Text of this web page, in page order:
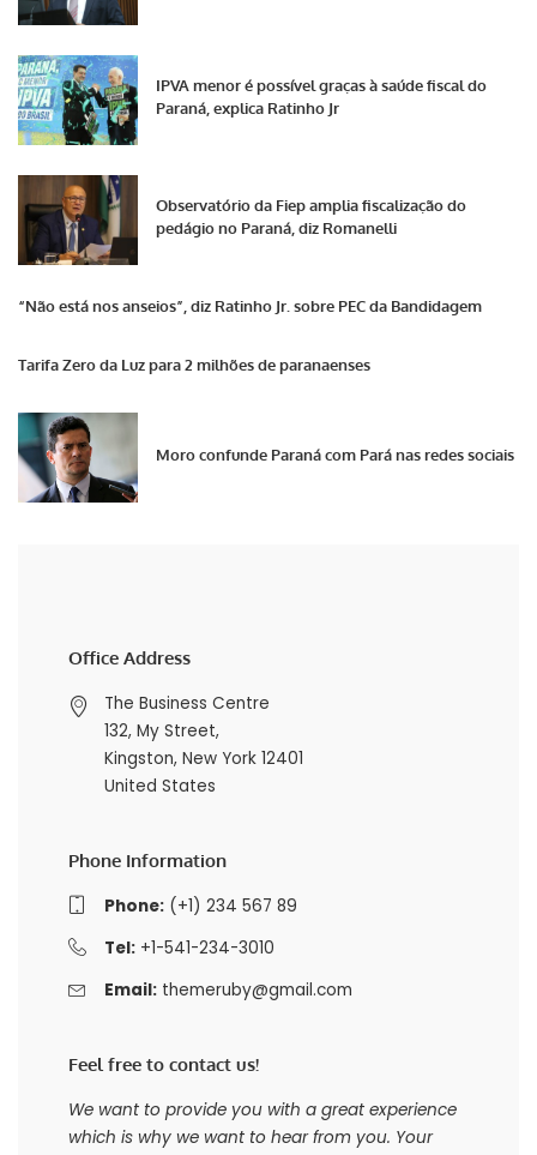
IPVA menor é possível graças à saúde fiscal do
Paraná, explica Ratinho Jr
Observatório da Fiep amplia fiscalização do
pedágio no Paraná, diz Romanelli
“Não está nos anseios”, diz Ratinho Jr. sobre PEC da Bandidagem
Tarifa Zero da Luz para 2 milhões de paranaenses
Moro confunde Paraná com Pará nas redes sociais
Office Address
The Business Centre
132, My Street,
Kingston, New York 12401
United States
Phone Information
Phone:(+1) 234 567 89
Tel:+1-541-234-3010
Email: themeruby@gmail.com
Feel free to contact us!
We want to provide you with a great experience
which is why we want to hear from you. Your